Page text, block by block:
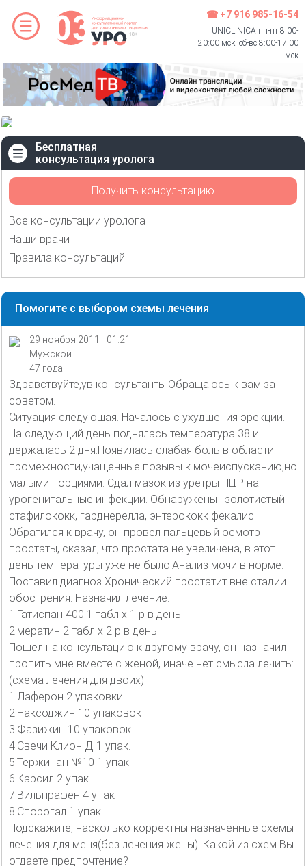
☎ +7 916 985-16-54
UNICLINICA пн-пт 8:00-
20:00 мск, сб-вс 8:00-17:00
мск
Бесплатная
консультация уролога
Получить консультацию
Все консультации уролога
Наши врачи
Правила консультаций
Помогите с выбором схемы лечения
29 ноября 2011 - 01:21
Мужской
47 года
Здравствуйте,ув консультанты.Обращаюсь к вам за
советом.
Ситуация следующая. Началось с ухудшения эрекции.
На следующий день поднялась температура 38 и
держалась 2 дня.Появилась слабая боль в области
промежности,учащенные позывы к мочеиспусканию,но
малыми порциями. Сдал мазок из уретры ПЦР на
урогенитальные инфекции. Обнаружены : золотистый
стафилококк, гарднерелла, энтерококк фекалис.
Обратился к врачу, он провел пальцевый осмотр
простаты, сказал, что простата не увеличена, в этот
день температуры уже не было.Анализ мочи в норме.
Поставил диагноз Хронический простатит вне стадии
обострения. Назначил лечение:
1.Гатиспан 400 1 табл х 1 р в день
2.мератин 2 табл х 2 р в день
Пошел на консультацию к другому врачу, он назначил
пропить мне вместе с женой, иначе нет смысла лечить:
(схема лечения для двоих)
1.Лаферон 2 упаковки
2.Наксоджин 10 упаковок
3.Фазижин 10 упаковок
4.Свечи Клион Д 1 упак.
5.Тержинан №10 1 упак
6.Карсил 2 упак
7.Вильпрафен 4 упак
8.Спорогал 1 упак
Подскажите, насколько корректны назначенные схемы
лечения для меня(без лечения жены). Какой из схем Вы
отдаете предпочтение?